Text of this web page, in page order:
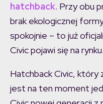
hatchback. Przy obu
brak ekologicznej
spokojnie – to już
Civic pojawi się na rynku.
Hatchback Civic, który
jest na ten moment